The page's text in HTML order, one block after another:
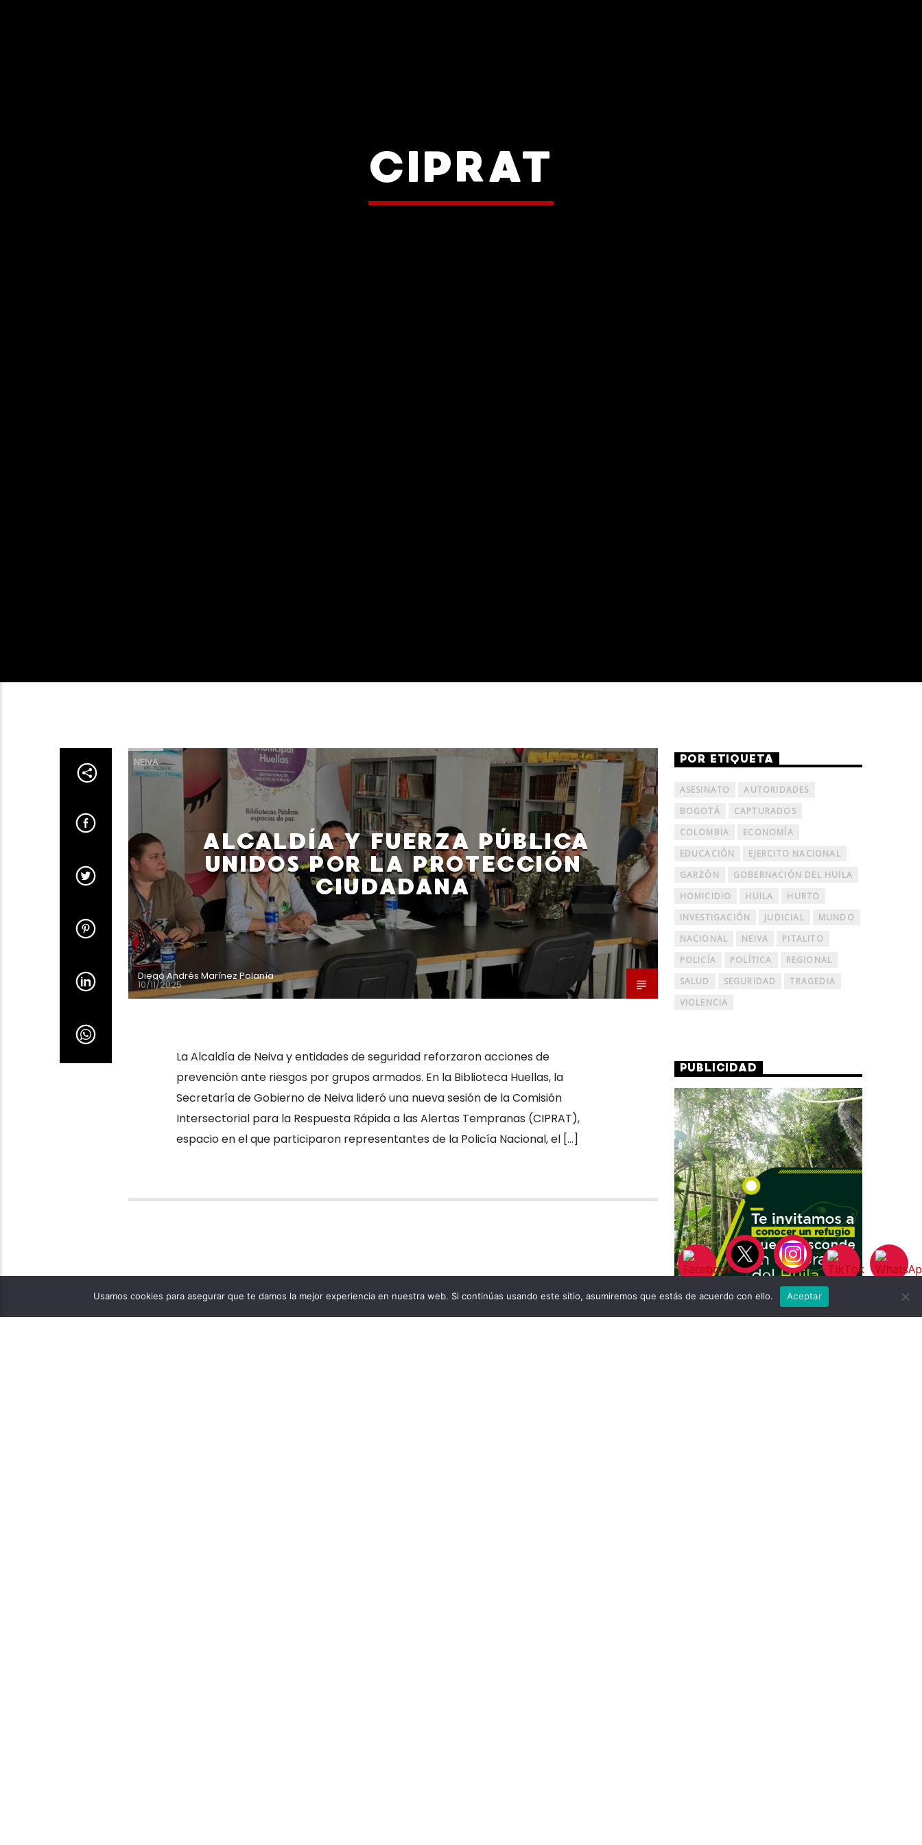
CIPRAT
NEIVA
ALCALDÍA Y FUERZA PÚBLICA
UNIDOS POR LA PROTECCIÓN
CIUDADANA
Diego Andrés Marínez Polanía
10/11/2025
La Alcaldía de Neiva y entidades de seguridad reforzaron acciones de
prevención ante riesgos por grupos armados. En la Biblioteca Huellas, la
Secretaría de Gobierno de Neiva lideró una nueva sesión de la Comisión
Intersectorial para la Respuesta Rápida a las Alertas Tempranas (CIPRAT),
espacio en el que participaron representantes de la Policía Nacional, el […]
POR ETIQUETA
ASESINATO
AUTORIDADES
BOGOTÁ
CAPTURADOS
COLOMBIA
ECONOMÍA
EDUCACIÓN
EJERCITO NACIONAL
GARZÓN
GOBERNACIÓN DEL HUILA
HOMICIDIO
HUILA
HURTO
INVESTIGACIÓN
JUDICIAL
MUNDO
NACIONAL
NEIVA
PITALITO
POLICÍA
POLÍTICA
REGIONAL
SALUD
SEGURIDAD
TRAGEDIA
VIOLENCIA
PUBLICIDAD
Usamos cookies para asegurar que te damos la mejor experiencia en nuestra web. Si continúas usando este sitio, asumiremos que estás de acuerdo con ello. Aceptar